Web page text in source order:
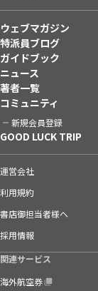
ウェブマガジン
特派員ブログ
ガイドブック
ニュース
著者一覧
コミュニティ
新規会員登録
GOOD LUCK TRIP
運営会社
利用規約
書店御担当者様へ
採用情報
関連サービス
海外航空券